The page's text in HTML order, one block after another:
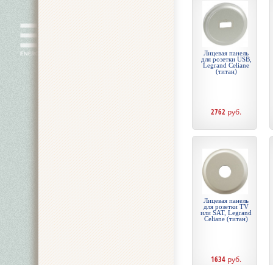
Лицевая панель
для розетки USB,
Legrand Celiane
(титан)
2762 руб.
Лицевая панель
для розетки TV
или SAT, Legrand
Celiane (титан)
1634 руб.